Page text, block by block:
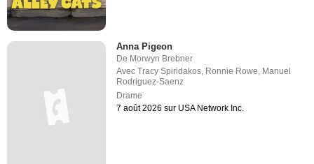
Anna Pigeon
De Morwyn Brebner
AvecTracy Spiridakos, Ronnie Rowe, Manuel
Rodriguez-Saenz
Drame
7 août 2026 sur USA Network Inc.